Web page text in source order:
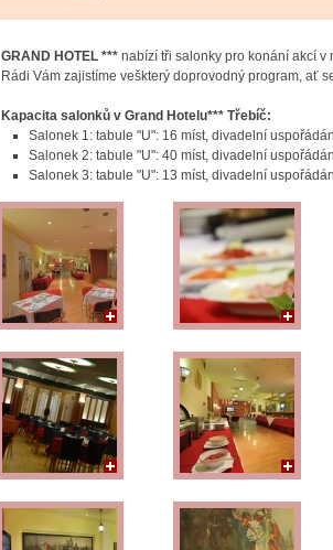
GRAND HOTEL *** nabízí tři salonky pro konání akcí
Rádi Vám zajistíme veškterý doprovodný program, ať
Kapacita salonků v Grand Hotelu*** Třebíč:
Salonek 1: tabule "U": 16 míst, divadelní
Salonek 2: tabule "U": 40 míst, divadelní
Salonek 3: tabule "U": 13 míst, divadelní